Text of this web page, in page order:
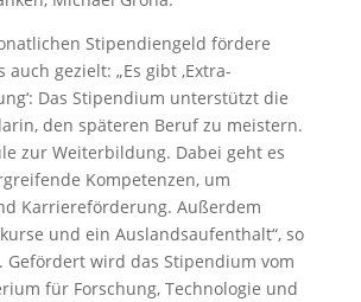
Stipendiengeld fördere
auch gezielt: „Es gibt ‚Extra-
Das Stipendium unterstützt die
den späteren Beruf zu meistern.
zur Weiterbildung. Dabei geht es
Kompetenzen, um
Karriereförderung. Außerdem
und ein Auslandsaufenthalt“, so
Gefördert wird das Stipendium vom
für Forschung, Technologie und